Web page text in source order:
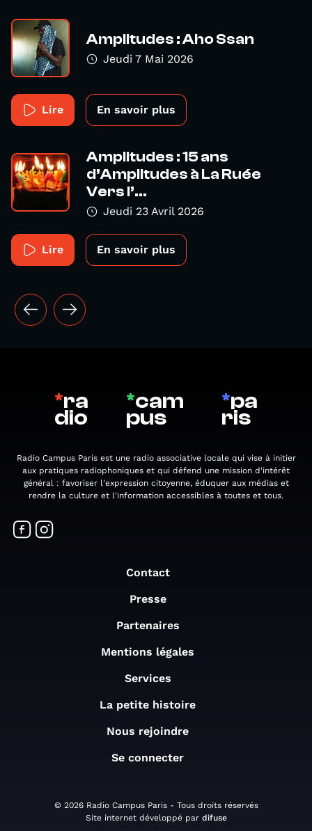
Amplitudes : Aho Ssan
Jeudi 7 Mai 2026
Lire En savoir plus
Amplitudes : 15 ans
d’Amplitudes à La Ruée
Vers l’...
Jeudi 23 Avril 2026
Lire En savoir plus
*ra
dio
*cam
pus
*pa
ris
Radio Campus Paris est une radio associative locale qui vise à initier
aux pratiques radiophoniques et qui défend une mission d'intérêt
général : favoriser l'expression citoyenne, éduquer aux médias et
rendre la culture et l'information accessibles à toutes et tous.
Contact
Presse
Partenaires
Mentions légales
Services
La petite histoire
Nous rejoindre
Se connecter
© 2026 Radio Campus Paris - Tous droits réservés
Site internet développé par difuse